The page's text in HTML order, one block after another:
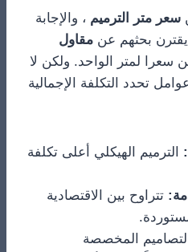
سعر متر الترميم ، والإجابة
بحثهم عن مقاول
سعرا لمتر الواحد. ولكن لا
تحدد التكلفة الإجمالية
الترميم الهيكلي أعلى تكلفة
تتراوح بين الاقتصادية
التصاميم المخصصة